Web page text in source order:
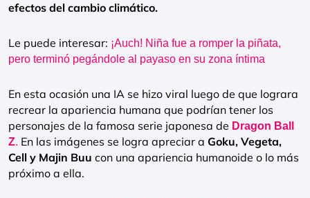
efectos del cambio climático.
Le puede interesar: ¡Auch! Niña fue a romper la piñata,
pero terminó pegándole al payaso en su zona íntima
En esta ocasión una IA se hizo viral luego de que lograra
recrear la apariencia humana que podrían tener los
personajes de la famosa serie japonesa de Dragon Ball
Z. En las imágenes se logra apreciar a Goku, Vegeta,
Cell y Majin Buu con una apariencia humanoide o lo más
próximo a ella.